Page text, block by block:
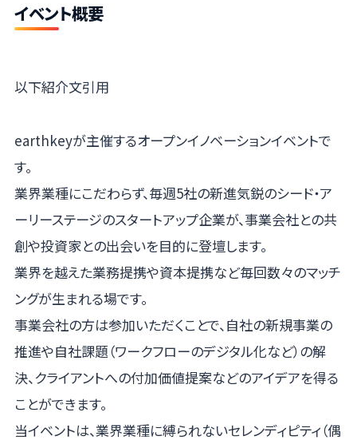
イベント概要
以下紹介文引用
earthkeyが主催するオープンイノベーションイベントで
す。
業界業種にこだわらず、毎週5社の新進気鋭のシード・ア
ーリーステージのスタートアップ企業が、事業会社との共
創や投資家との出会いを目的に登壇します。
業界を越えた業務提携や資本提携など毎回数々のマッチ
ングが生まれる場です。
事業会社の方は参加いただくことで、自社の新規事業の
推進や自社課題（ワークフローのデジタル化など）の解
決、クライアントへの付加価値提案などのアイデアを得る
ことができます。
当イベントは、業界業種に縛られないセレンディピティ（偶